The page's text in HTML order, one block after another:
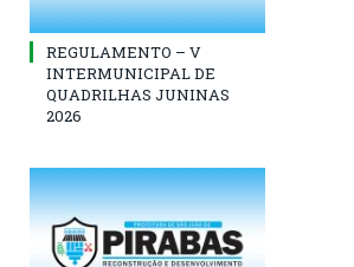
REGULAMENTO – V
INTERMUNICIPAL DE
QUADRILHAS JUNINAS
2026